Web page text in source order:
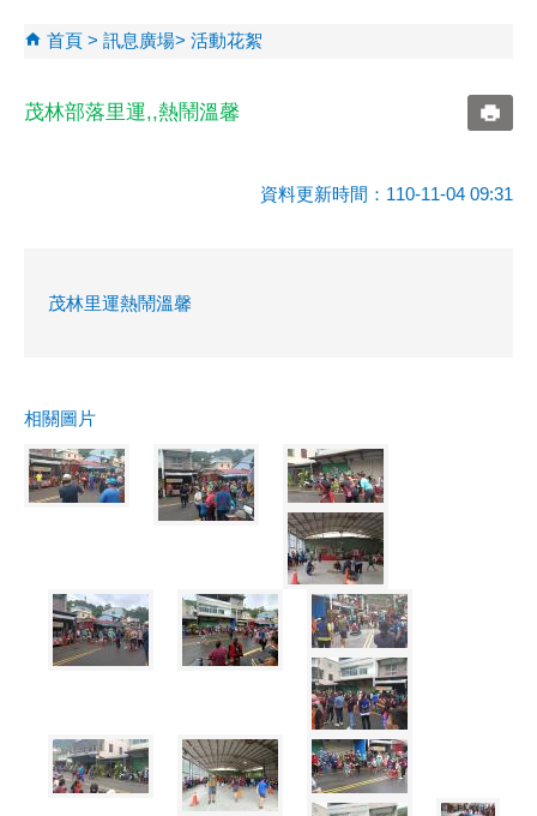
首頁 訊息廣場 活動花絮
茂林部落里運,,熱鬧溫馨
資料更新時間：110-11-04 09:31
茂林里運熱鬧溫馨
相關圖片